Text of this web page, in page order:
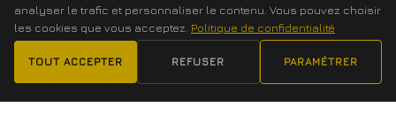
analyser le trafic et personnaliser le contenu. Vous pouvez choisir
les cookies que vous acceptez. Politique de confidentialité
TOUT ACCEPTER REFUSER PARAMÉTRER